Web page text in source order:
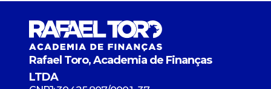
Rafael Toro, Academia de Finanças
LTDA